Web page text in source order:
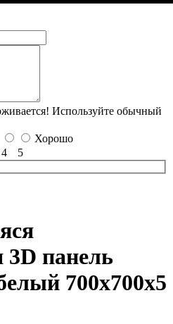
Используйте обычный
Хорошо
4 5
3D панель
700x700x5